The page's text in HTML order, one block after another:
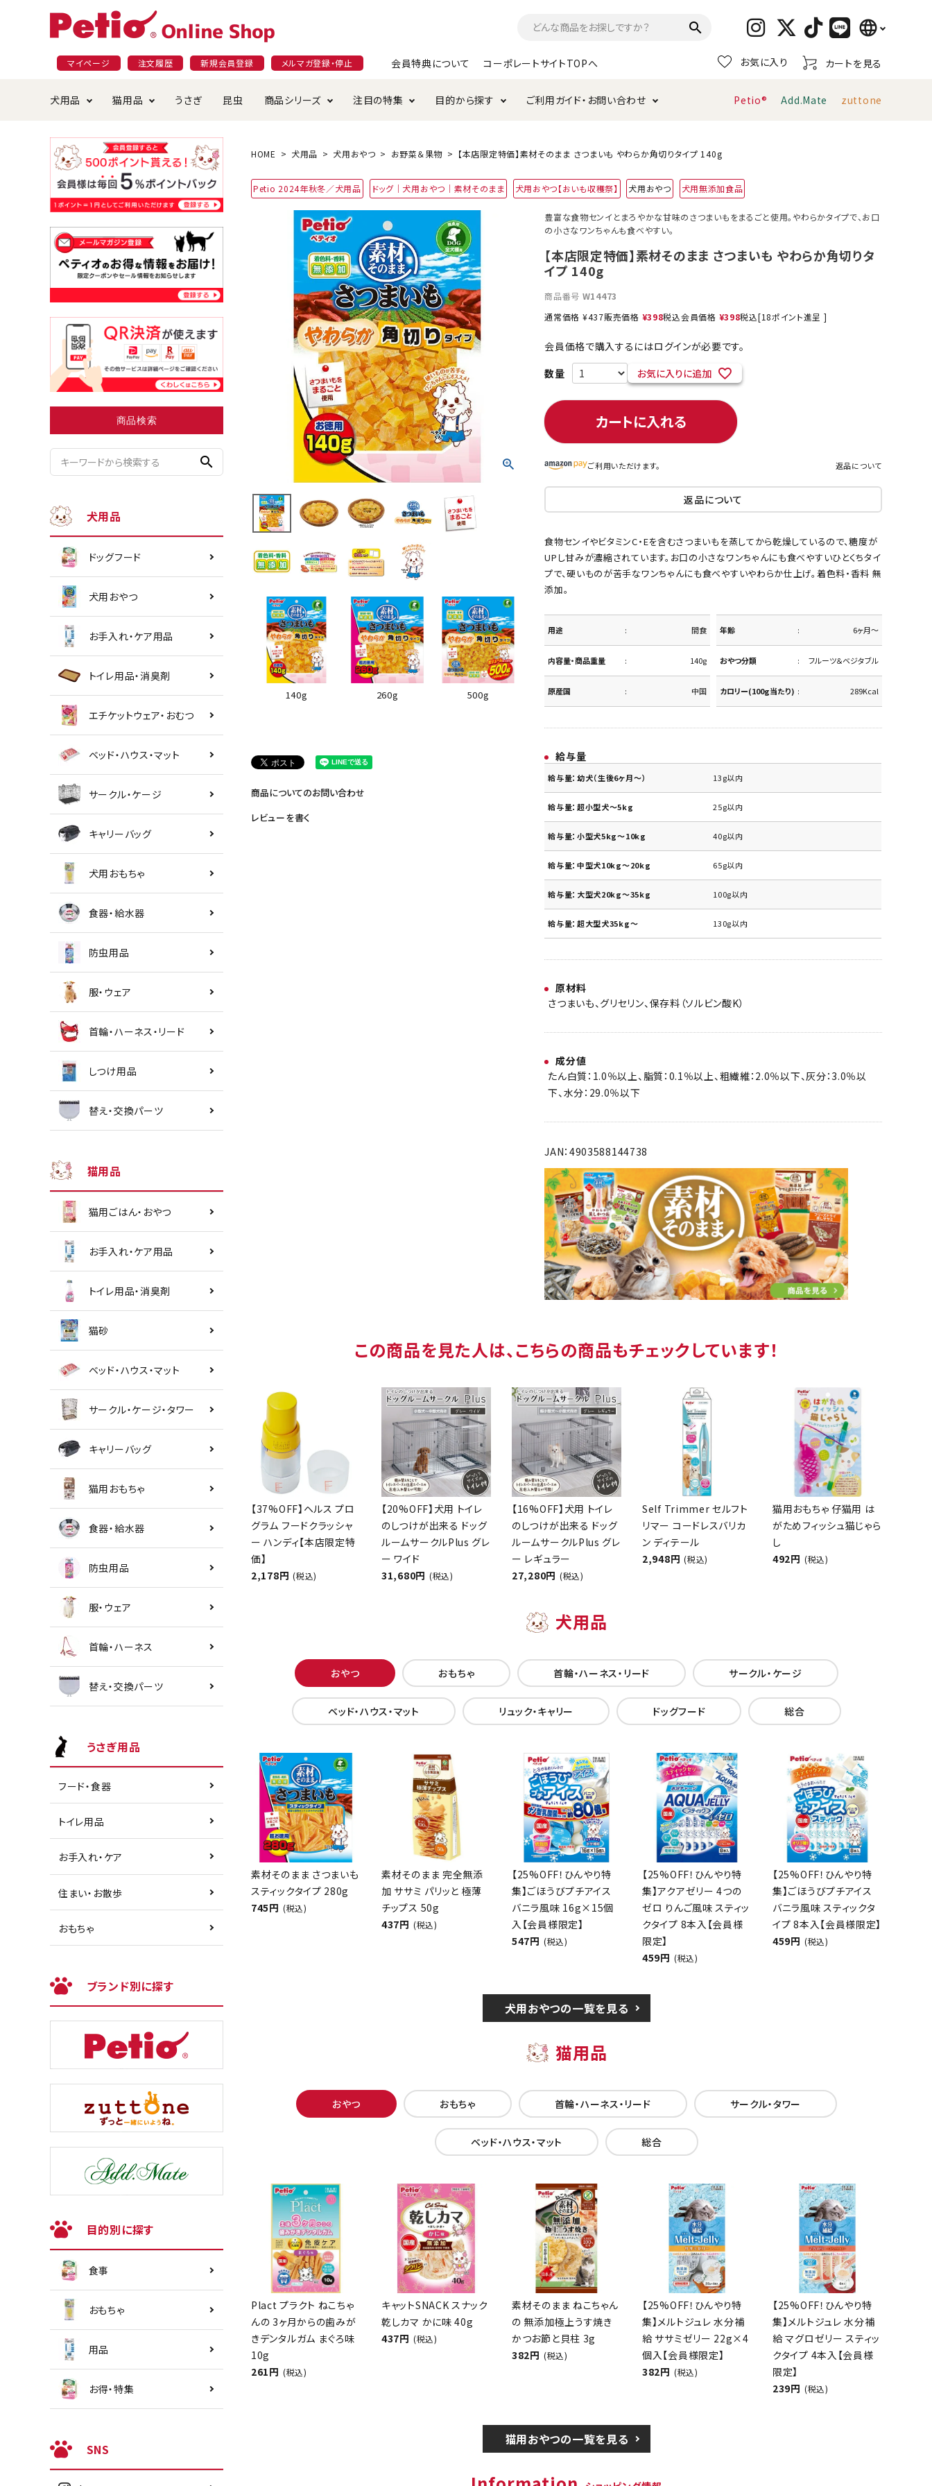
search language
日本語
English
マイページ 注文履歴 新規会員登録 メルマガ登録・停止 会員特典について コーポレートサイトTOPへ お気に入り カートを見る
犬用品
ドッグフード おやつ お手入れ・ケア用品 トイレタリー・消臭剤
ペットシーツ ベッド・ハウス・マット サークル・ケージ キャリーバッグ
おもちゃ 食器・給水器
首輪・ハーネス・リード しつけ用品 替え・交換パーツ
猫用品
ごはん・おやつ お手入れ・ケア用品 トイレタリー・消臭剤 猫砂
ベッド・ハウス・マット サークル・ケージ・タワー キャリーバッグ おもちゃ
食器・給水器 防虫用品
替え・交換パーツ
うさぎ 昆虫 商品シリーズ
プラクト 素材そのまま 極上
注目の特集
夜のお散歩特集 無添加特集 けりぐるみ特集 ペティオ公式アプリ
目的から探す
国産フード&おやつ特集 穀物不使用のグレインフリー
じゃらして遊ぶ 引っ張って遊ぶ
またたび・元気草 夜のお散歩
小型犬にオススメ ダイエット中にオススメ まとめ買いでオトク！！ ネコポス対象商品一覧
ご利用ガイド・お問い合わせ
ショッピングガイド 会員特典について ご注文方法について お支払い方法・配送について
返品・交換について オンラインショップ利用規約
Petio® Add.Mate zuttone
商品検索
search
犬用品
ドッグフード
犬用おやつ
お手入れ・ケア用品
トイレ用品・消臭剤
エチケットウェア・おむつ
ベッド・ハウス・マット
サークル・ケージ
キャリーバッグ
犬用おもちゃ
食器・給水器
防虫用品
服・ウェア
首輪・ハーネス・リード
しつけ用品
替え・交換パーツ
猫用品
猫用ごはん・おやつ
お手入れ・ケア用品
トイレ用品・消臭剤
猫砂
ベッド・ハウス・マット
サークル・ケージ・タワー
キャリーバッグ
猫用おもちゃ
食器・給水器
防虫用品
服・ウェア
首輪・ハーネス
替え・交換パーツ
うさぎ用品
フード・食器
トイレ用品
お手入れ・ケア
住まい・お散歩
おもちゃ
ブランド別に探す
目的別に探す
食事
おもちゃ
用品
お得・特集
SNS
HOME 犬用品 犬用おやつ お野菜＆果物 【本店限定特価】素材そのまま さつまいも やわらか角切りタイプ 140g
Petio 2024年秋冬／犬用品 ドッグ｜犬用おやつ｜素材そのまま 犬用おやつ【おいも収穫祭】 犬用おやつ 犬用無添加食品
140g 260g 500g
商品についてのお問い合わせ
レビューを書く
豊富な食物センイとまろやかな甘味のさつまいもをまるごと使用。やわらかタイプで、お口
の小さなワンちゃんも食べやすい。
【本店限定特価】素材そのまま さつまいも やわらか角切りタ
イプ 140g
商品番号 W14473
通常価格 ¥437販売価格 ¥398税込会員価格 ¥398税込[18ポイント進呈 ]
会員価格で購入するにはログインが必要です。
お気に入りに追加
カートに入れる
ご利用いただけます。 返品について
返品について
食物センイやビタミンC・Eを含むさつまいもを蒸してから乾燥しているので、糖度が
UPし甘みが濃縮されています。お口の小さなワンちゃんにも食べやすいひとくちタイ
プで、硬いものが苦手なワンちゃんにも食べやすいやわらか仕上げ。着色料・香料 無
添加。
用途 間食 年齢 6ヶ月～
内容量・商品重量 140g おやつ分類 フルーツ＆ベジタブル
原産国 中国 カロリー(100g当たり) 289Kcal
給与量
給与量：幼犬（生後6ヶ月～） 13g以内
給与量：超小型犬～5kg 25g以内
給与量：小型犬5kg～10kg 40g以内
給与量：中型犬10kg～20kg 65g以内
給与量：大型犬20kg～35kg 100g以内
給与量：超大型犬35kg～ 130g以内
原材料
さつまいも、グリセリン、保存料（ソルビン酸K）
成分値
たん白質：1.0％以上、脂質：0.1％以上、粗繊維：2.0％以下、灰分：3.0％以
下、水分：29.0％以下
JAN：4903588144738
この商品を見た人は、こちらの商品もチェックしています！
【37%OFF】ヘルス プロ
グラム フードクラッシャ
ー ハンディ【本店限定特
価】
2,178円 (税込)
【20%OFF】犬用 トイレ
のしつけが出来る ドッグ
ルームサークルPlus グレ
ー ワイド
31,680円 (税込)
【16%OFF】犬用 トイレ
のしつけが出来る ドッグ
ルームサークルPlus グレ
ー レギュラー
27,280円 (税込)
Self Trimmer セルフト
リマー コードレスバリカ
ン ディテール
2,948円 (税込)
猫用おもちゃ 仔猫用 は
がためフィッシュ猫じゃら
し
492円 (税込)
犬用品
おやつ おもちゃ 首輪・ハーネス・リード サークル・ケージ
ベッド・ハウス・マット リュック・キャリー ドッグフード 総合
素材そのまま さつまいも
スティックタイプ 280g
745円 (税込)
素材そのまま 完全無添
加 ササミ パリッと 極薄
チップス 50g
437円 (税込)
【25%OFF！ひんやり特
集】ごほうびプチアイス
バニラ風味 16g×15個
入【会員様限定】
547円 (税込)
【25%OFF！ひんやり特
集】アクアゼリー 4つの
ゼロ りんご風味 スティッ
クタイプ 8本入【会員様
限定】
459円 (税込)
【25%OFF！ひんやり特
集】ごほうびプチアイス
バニラ風味 スティックタ
イプ 8本入【会員様限定】
459円 (税込)
犬用おやつの一覧を見る
猫用品
おやつ おもちゃ 首輪・ハーネス・リード サークル・タワー
ベッド・ハウス・マット 総合
Plact プラクト ねこちゃ
んの 3ヶ月からの歯みが
きデンタルガム まぐろ味
10g
261円 (税込)
キャットSNACK スナック
乾しカマ かに味 40g
437円 (税込)
素材そのまま ねこちゃん
の 無添加極上うす焼き
かつお節と貝柱 3g
382円 (税込)
【25%OFF！ひんやり特
集】メルトジュレ 水分補
給 ササミゼリー 22g×4
個入【会員様限定】
382円 (税込)
【25%OFF！ひんやり特
集】メルトジュレ 水分補
給 マグロゼリー スティッ
クタイプ 4本入【会員様
限定】
239円 (税込)
猫用おやつの一覧を見る